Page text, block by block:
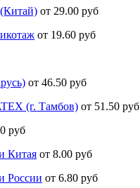
от 29.00 руб
от 19.60 руб
от 46.50 руб
(г. Тамбов) от 51.50 руб
руб
Китая от 8.00 руб
России от 6.80 руб